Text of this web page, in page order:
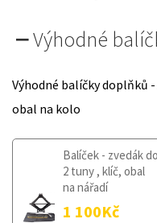
Výhodné
Výhodné balíčky doplňků
obal na kolo
Balíček - zvedák do
2 tuny , klíč, obal
na nářadí
1 100Kč